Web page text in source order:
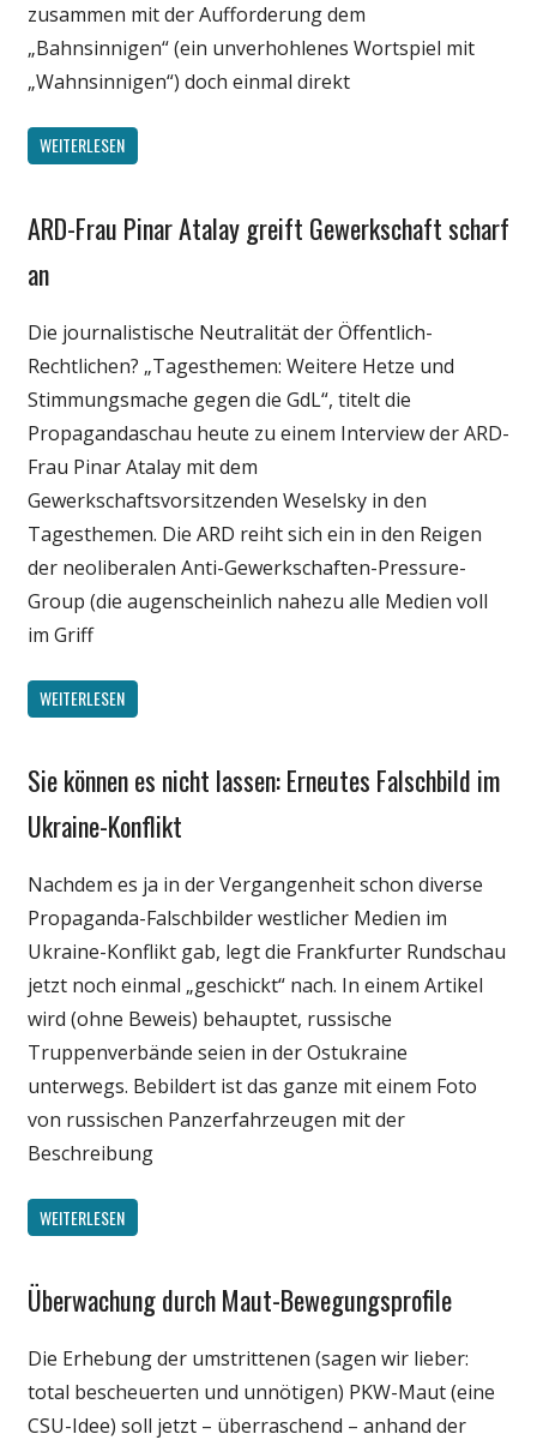
zusammen mit der Aufforderung dem
„Bahnsinnigen“ (ein unverhohlenes Wortspiel mit
„Wahnsinnigen“) doch einmal direkt
WEITERLESEN
Gesellschaft
Politik
Webfundstück
Wirtschaft
ARD-Frau Pinar Atalay greift Gewerkschaft scharf
an
Die journalistische Neutralität der Öffentlich-
Rechtlichen? „Tagesthemen: Weitere Hetze und
Stimmungsmache gegen die GdL“, titelt die
Propagandaschau heute zu einem Interview der ARD-
Frau Pinar Atalay mit dem
Gewerkschaftsvorsitzenden Weselsky in den
Tagesthemen. Die ARD reiht sich ein in den Reigen
der neoliberalen Anti-Gewerkschaften-Pressure-
Group (die augenscheinlich nahezu alle Medien voll
im Griff
WEITERLESEN
Gesellschaft
Internet
Politik
Webfundstück
Sie können es nicht lassen: Erneutes Falschbild im
Ukraine-Konflikt
Nachdem es ja in der Vergangenheit schon diverse
Propaganda-Falschbilder westlicher Medien im
Ukraine-Konflikt gab, legt die Frankfurter Rundschau
jetzt noch einmal „geschickt“ nach. In einem Artikel
wird (ohne Beweis) behauptet, russische
Truppenverbände seien in der Ostukraine
unterwegs. Bebildert ist das ganze mit einem Foto
von russischen Panzerfahrzeugen mit der
Beschreibung
WEITERLESEN
Gesellschaft
Politik
Technik
Überwachung durch Maut-Bewegungsprofile
Die Erhebung der umstrittenen (sagen wir lieber:
total bescheuerten und unnötigen) PKW-Maut (eine
CSU-Idee) soll jetzt – überraschend – anhand der